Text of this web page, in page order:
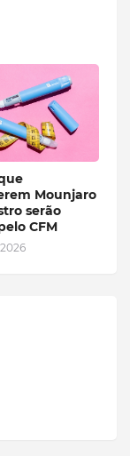
Mounjaro
serão
CFM